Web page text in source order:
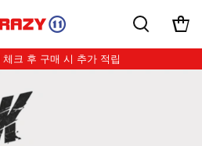
체크 후 구매 시 추가 적립